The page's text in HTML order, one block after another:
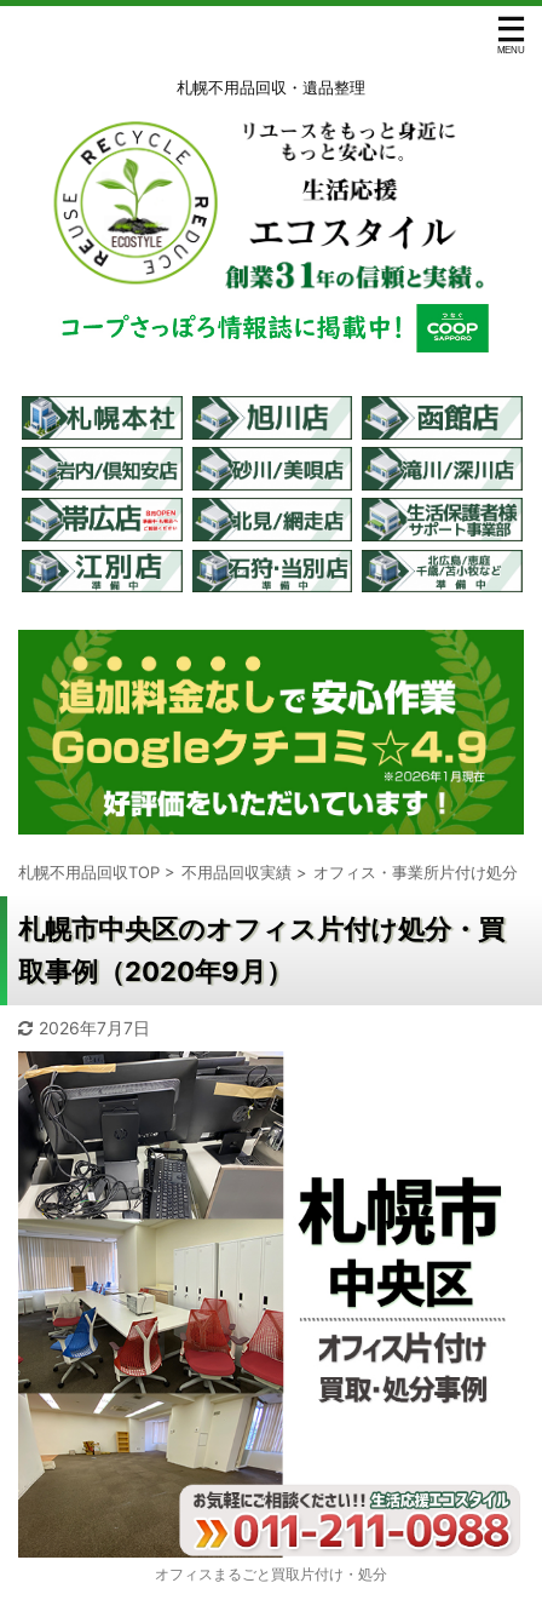
札幌不用品回収・遺品整理
札幌不用品回収TOP > 不用品回収実績 > オフィス・事業所片付け処分
札幌市中央区のオフィス片付け処分・買
取事例（2020年9月）
2026年7月7日
オフィスまるごと買取片付け・処分